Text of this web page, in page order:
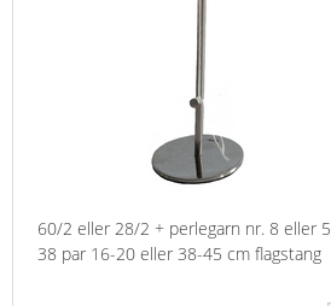
60/2 eller 28/2 + perlegarn nr. 8 eller 5
38 par 16-20 eller 38-45 cm flagstang